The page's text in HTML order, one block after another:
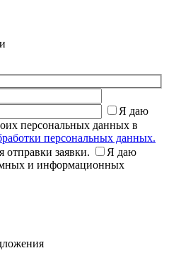
Я даю
персональных данных в
персональных данных.
отправки заявки.
Я даю
и информационных